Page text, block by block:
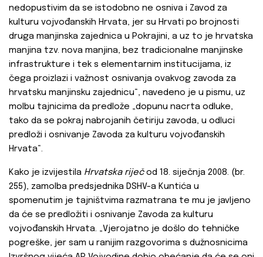
nedopustivim da se istodobno ne osniva i Zavod za
kulturu vojvođanskih Hrvata, jer su Hrvati po brojnosti
druga manjinska zajednica u Pokrajini, a uz to je hrvatska
manjina tzv. nova manjina, bez tradicionalne manjinske
infrastrukture i tek s elementarnim institucijama, iz
čega proizlazi i važnost osnivanja ovakvog zavoda za
hrvatsku manjinsku zajednicu“, navedeno je u pismu, uz
molbu tajnicima da predlože „dopunu nacrta odluke,
tako da se pokraj nabrojanih četiriju zavoda, u odluci
predloži i osnivanje Zavoda za kulturu vojvođanskih
Hrvata“.
Kako je izvijestila Hrvatska riječod 18. siječnja 2008. (br.
255), zamolba predsjednika DSHV-a Kuntića u
spomenutim je tajništvima razmatrana te mu je javljeno
da će se predložiti i osnivanje Zavoda za kulturu
vojvođanskih Hrvata. „Vjerojatno je došlo do tehničke
pogreške, jer sam u ranijim razgovorima s dužnosnicima